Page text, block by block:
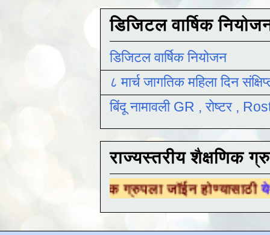
डिजिटल वार्षिक
डिजिटल वार्षिक नियोजन
८ मार्च जागतिक महिला दिन
बिंदू नामावली GR , रोष्टर ,
राज्यस्तरीय शैक्षणिक
ग्रुपला जॉईन होण्यासाठीयेथे क्लिक